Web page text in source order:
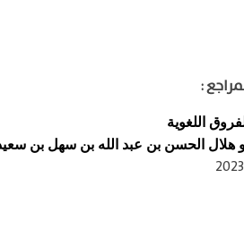
:
اللغوية
هلال الحسن بن عبد الله بن سهل بن سعيد